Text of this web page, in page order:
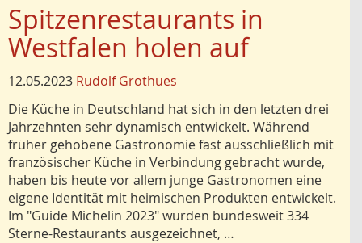
Spitzenrestaurants in
Westfalen holen auf
12.05.2023 Rudolf Grothues
Die Küche in Deutschland hat sich in den letzten drei
Jahrzehnten sehr dynamisch entwickelt. Während
früher gehobene Gastronomie fast ausschließlich mit
französischer Küche in Verbindung gebracht wurde,
haben bis heute vor allem junge Gastronomen eine
eigene Identität mit heimischen Produkten entwickelt.
Im "Guide Michelin 2023" wurden bundesweit 334
Sterne-Restaurants ausgezeichnet, …